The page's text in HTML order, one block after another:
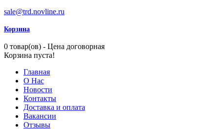
sale@trd.novline.ru
Корзина
0 товар(ов) - Цена договорная
Корзина пуста!
Главная
О Нас
Новости
Контакты
Доставка и оплата
Вакансии
Отзывы